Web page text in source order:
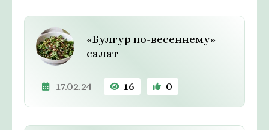
«Булгур по-весеннему»
салат
17.02.24 16 0